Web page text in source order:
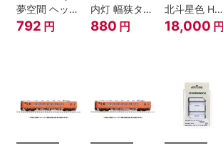
夢空間 ヘッド
マーク 4種各1
792 円
内灯 幅狭タイ
プ・電球色 1
本 鉄道模型
880 円
北斗星色 HO
ゲージ
18,000 円